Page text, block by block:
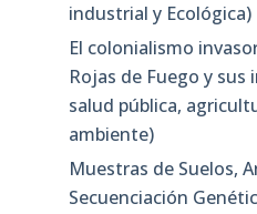
industrial y Ecológica)
El colonialismo
Rojas de Fuego y sus
salud pública,
ambiente)
Muestras de Suelos,
Secuenciación